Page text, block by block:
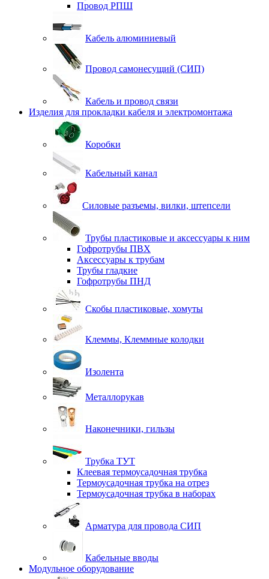
Провод РПШ
Кабель алюминиевый
Провод самонесущий (СИП)
Кабель и провод связи
Изделия для прокладки кабеля и электромонтажа
Коробки
Кабельный канал
Силовые разъемы, вилки, штепсели
Трубы пластиковые и аксессуары к ним
Гофротрубы ПВХ
Аксессуары к трубам
Трубы гладкие
Гофротрубы ПНД
Скобы пластиковые, хомуты
Клеммы, Клеммные колодки
Изолента
Металлорукав
Наконечники, гильзы
Трубка ТУТ
Клеевая термоусадочная трубка
Термоусадочная трубка на отрез
Термоусадочная трубка в наборах
Арматура для провода СИП
Кабельные вводы
Модульное оборудование